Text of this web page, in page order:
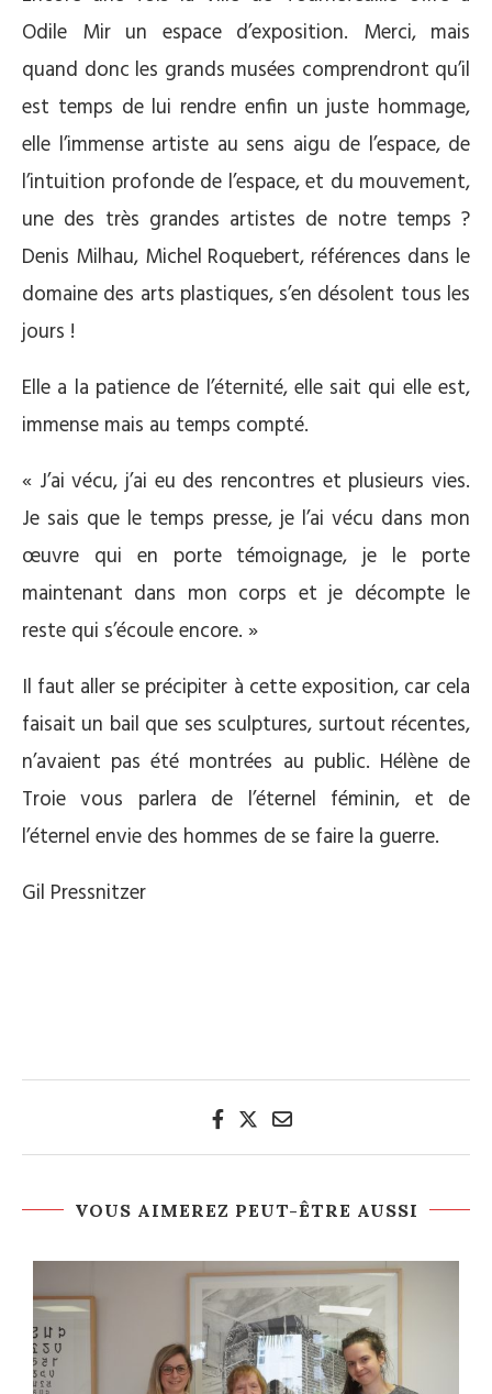
Odile Mir un espace d’exposition. Merci, mais
quand donc les grands musées comprendront qu’il
est temps de lui rendre enfin un juste hommage,
elle l’immense artiste au sens aigu de l’espace, de
l’intuition profonde de l’espace, et du mouvement,
une des très grandes artistes de notre temps ?
Denis Milhau, Michel Roquebert, références dans le
domaine des arts plastiques, s’en désolent tous les
jours !
Elle a la patience de l’éternité, elle sait qui elle est,
immense mais au temps compté.
« J’ai vécu, j’ai eu des rencontres et plusieurs vies.
Je sais que le temps presse, je l’ai vécu dans mon
œuvre qui en porte témoignage, je le porte
maintenant dans mon corps et je décompte le
reste qui s’écoule encore. »
Il faut aller se précipiter à cette exposition, car cela
faisait un bail que ses sculptures, surtout récentes,
n’avaient pas été montrées au public. Hélène de
Troie vous parlera de l’éternel féminin, et de
l’éternel envie des hommes de se faire la guerre.
Gil Pressnitzer
VOUS AIMEREZ PEUT-ÊTRE AUSSI